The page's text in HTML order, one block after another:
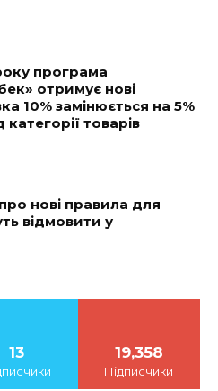
програма
отримує нові
10% замінюється на 5%
товарів
нові правила для
відмовити у
13 19,358
Підписчики